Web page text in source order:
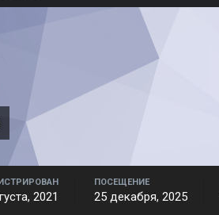
2021
ПОСЕЩЕНИЕ
25 декабря, 2025